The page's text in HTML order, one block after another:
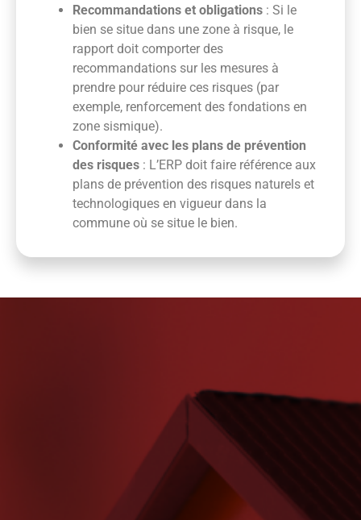
Recommandations et obligations : Si le
bien se situe dans une zone à risque, le
rapport doit comporter des
recommandations sur les mesures à
prendre pour réduire ces risques (par
exemple, renforcement des fondations en
zone sismique).
Conformité avec les plans de prévention
des risques : L’ERP doit faire référence aux
plans de prévention des risques naturels et
technologiques en vigueur dans la
commune où se situe le bien.